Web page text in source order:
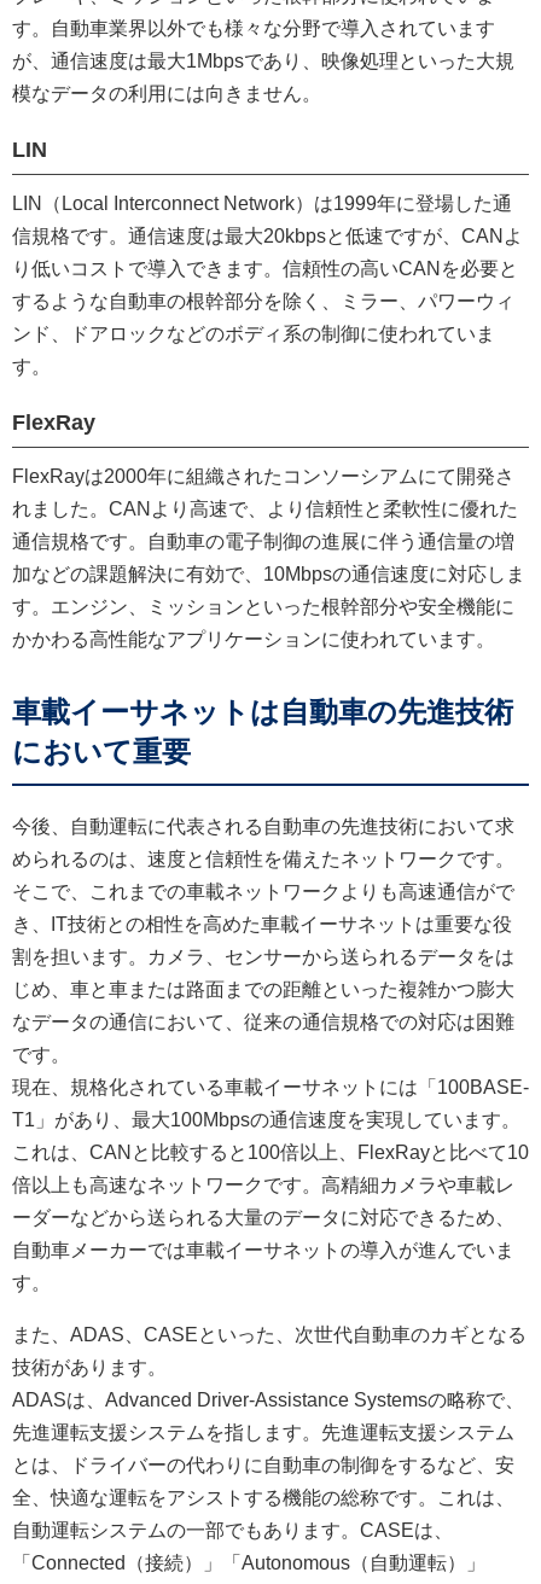
す。自動車業界以外でも様々な分野で導入されています
が、通信速度は最大1Mbpsであり、映像処理といった大規
模なデータの利用には向きません。
LIN
LIN（Local Interconnect Network）は1999年に登場した通
信規格です。通信速度は最大20kbpsと低速ですが、CANよ
り低いコストで導入できます。信頼性の高いCANを必要と
するような自動車の根幹部分を除く、ミラー、パワーウィ
ンド、ドアロックなどのボディ系の制御に使われていま
す。
FlexRay
FlexRayは2000年に組織されたコンソーシアムにて開発さ
れました。CANより高速で、より信頼性と柔軟性に優れた
通信規格です。自動車の電子制御の進展に伴う通信量の増
加などの課題解決に有効で、10Mbpsの通信速度に対応しま
す。エンジン、ミッションといった根幹部分や安全機能に
かかわる高性能なアプリケーションに使われています。
車載イーサネットは自動車の先進技術
において重要
今後、自動運転に代表される自動車の先進技術において求
められるのは、速度と信頼性を備えたネットワークです。
そこで、これまでの車載ネットワークよりも高速通信がで
き、IT技術との相性を高めた車載イーサネットは重要な役
割を担います。カメラ、センサーから送られるデータをは
じめ、車と車または路面までの距離といった複雑かつ膨大
なデータの通信において、従来の通信規格での対応は困難
です。
現在、規格化されている車載イーサネットには「100BASE-
T1」があり、最大100Mbpsの通信速度を実現しています。
これは、CANと比較すると100倍以上、FlexRayと比べて10
倍以上も高速なネットワークです。高精細カメラや車載レ
ーダーなどから送られる大量のデータに対応できるため、
自動車メーカーでは車載イーサネットの導入が進んでいま
す。
また、ADAS、CASEといった、次世代自動車のカギとなる
技術があります。
ADASは、Advanced Driver-Assistance Systemsの略称で、
先進運転支援システムを指します。先進運転支援システム
とは、ドライバーの代わりに自動車の制御をするなど、安
全、快適な運転をアシストする機能の総称です。これは、
自動運転システムの一部でもあります。CASEは、
「Connected（接続）」「Autonomous（自動運転）」